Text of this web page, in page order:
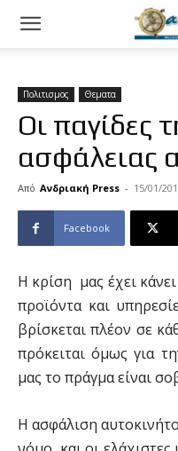
Πολιτισμος Θεματα
Οι παγίδες
ασφάλειας
Από Ανδριακή Press - 15/01/
Facebook
Η κρίση μας έχει
προϊόντα και
βρίσκεται πλέον σε
πρόκειται όμως για
μας το πράγμα είναι
Η ασφάλιση